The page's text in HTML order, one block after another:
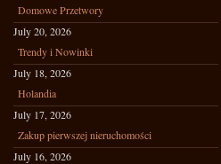
Domowe Przetwory
July 20, 2026
Trendy i Nowinki
July 18, 2026
Holandia
July 17, 2026
Zakup pierwszej nieruchomości
July 16, 2026